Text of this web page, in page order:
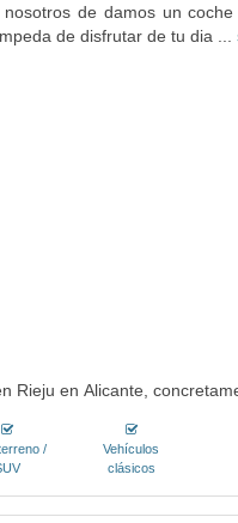
nosotros de damos un
de disfrutar de tu dia ...
Rieju en Alicante,
/
Vehículos
clásicos